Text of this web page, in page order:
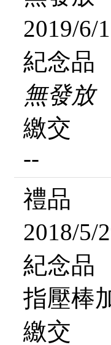
2019/6/
紀念品
無發放
繳交
--
禮品
2018/5/
紀念品
指壓棒
繳交